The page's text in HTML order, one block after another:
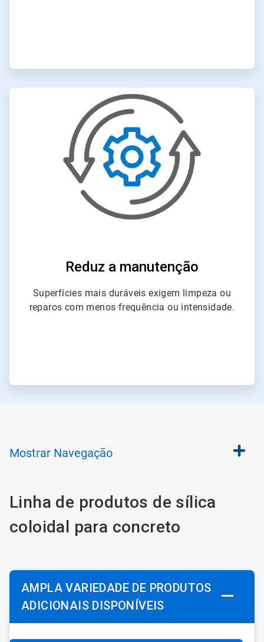
ArticleTile
de
6
Reduz a manutenção
Superfícies mais duráveis exigem limpeza ou
reparos com menos frequência ou intensidade.
Mostrar Navegação
Linha de produtos de sílica
coloidal para concreto
AMPLA VARIEDADE DE PRODUTOS
ADICIONAIS DISPONÍVEIS